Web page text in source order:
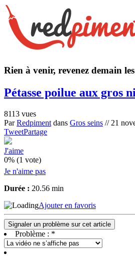
Rien à venir, revenez demain
Pétasse poilue aux gros
8113 vues
ParRedpiment dans Gros seins // 21
TweetPartage
J'aime
0% (1 vote)
Je n'aime pas
Durée : 20.56 min
Ajouter en favoris
Signaler un problème sur cet article
Problème : *